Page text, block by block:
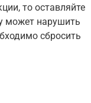
то оставляйте
может нарушить
сбросить